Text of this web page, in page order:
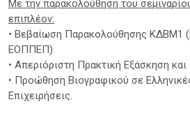
Με την παρακολούθηση του
επιπλέον:
• Βεβαίωση Παρακολούθησης ΚΔΒΜ1
ΕΟΠΠΕΠ)
• Απεριόριστη Πρακτική Εξάσκηση
• Προώθηση Βιογραφικού σε
Επιχειρήσεις.